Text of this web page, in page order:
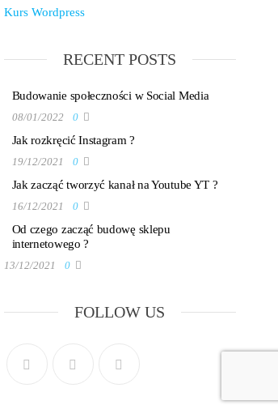
Kurs Wordpress
RECENT POSTS
Budowanie społeczności w Social Media
08/01/2022 0
Jak rozkręcić Instagram ?
19/12/2021 0
Jak zacząć tworzyć kanał na Youtube YT ?
16/12/2021 0
Od czego zacząć budowę sklepu
internetowego ?
13/12/2021 0
FOLLOW US